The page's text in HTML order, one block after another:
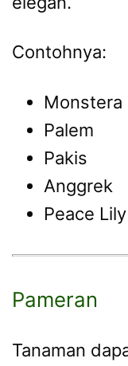
Contohnya:
Monstera
Palem
Pakis
Anggrek
Peace Lily
Pameran
Tanaman